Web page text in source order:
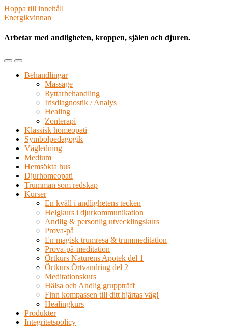
Hoppa till innehåll
Energikvinnan
Arbetar med andligheten, kroppen, själen och djuren.
Slå
mobilmenyn
Slå
på/av
sökfältet
Behandlingar
Massage
Ryttarbehandling
Irisdiagnostik / Analys
Healing
Zonterapi
Klassisk homeopati
Symbolpedagogik
Vägledning
Medium
Hemsökta hus
Djurhomeopati
Trumman som redskap
Kurser
En kväll i andlighetens tecken
Helgkurs i djurkommunikation
Andlig & personlig utvecklingskurs
Prova-på
En magisk trumresa & trummeditation
Prova-på-meditation
Örtkurs Naturens Apotek del 1
Örtkurs Örtvandring del 2
Meditationskurs
Hälsa och Andlig gruppträff
Finn kompassen till ditt hjärtas väg!
Healingkurs
Produkter
Integritetspolicy